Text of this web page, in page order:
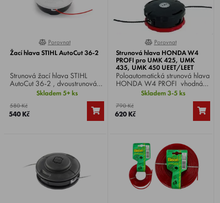
100%
Porovnat
Žací hlava STIHL AutoCut 36-2
Strunová žací hlava STIHL
AutoCut 36-2 , dvoustrunová,
pro vyžínání a dočišťování.
Žací struna se automaticky
nastaví krátkým přitisknutím
žací hlavy k zemi. Vhodné pro
modely FS 131, FS 240 C-E,
Skladem 5+ ks
580 Kč
540 Kč
100%
Porovnat
Strunová hlava HONDA W4
PROFI pro UMK 425, UMK
435, UMK 450 UEET/LEET
Poloautomatická strunová hlava
HONDA W4 PROFI vhodná
pro křovinořezy HONDA UMK
425, UMK 435, UMK 450 E
UEET/LEET. Závit M10x1,25.
Průměr hlavy 100 mm.
Skladem 3-5 ks
790 Kč
620 Kč